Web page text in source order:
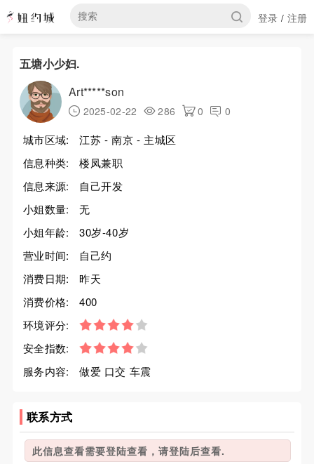
登录 / 注册
五塘小少妇.
Art*****son
2025-02-22 286 0 0
城市区域:
江苏 - 南京 - 主城区
信息种类:
楼凤兼职
信息来源:
自己开发
小姐数量:
无
小姐年龄:
30岁-40岁
营业时间:
自己约
消费日期:
昨天
消费价格:
400
环境评分:
安全指数:
服务内容:
做爱 口交 车震
联系方式
此信息查看需要登陆查看，请登陆后查看.